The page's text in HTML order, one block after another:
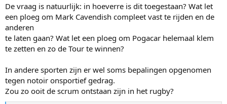
De vraag is natuurlijk: in hoeverre is dit toegestaan? Wat let
een ploeg om Mark Cavendish compleet vast te rijden en de
anderen
te laten gaan? Wat let een ploeg om Pogacar helemaal klem
te zetten en zo de Tour te winnen?
In andere sporten zijn er wel soms bepalingen opgenomen
tegen notoir onsportief gedrag.
Zou zo ooit de scrum ontstaan zijn in het rugby?